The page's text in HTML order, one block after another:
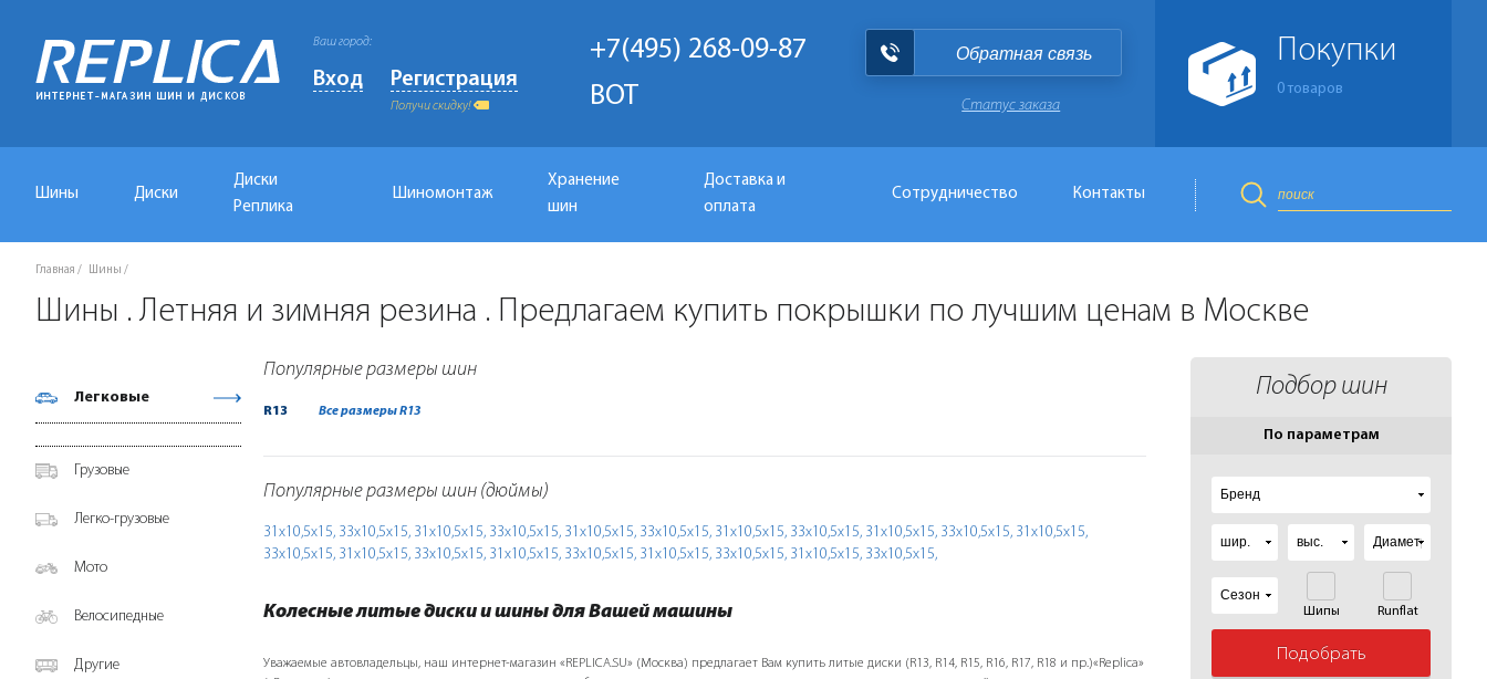
Ваш город:
Вход Регистрация
Получи скидку!
+7(495) 268-09-87
BOT
Обратная связь
Статус заказа
Покупки
0 товаров
Шины Диски
Диски
Реплика
Шиномонтаж
Хранение
шин
Доставка и
оплата
Сотрудничество Контакты
Главная Шины
Шины . Летняя и зимняя резина . Предлагаем купить покрышки по лучшим ценам в Москве
Легковые
Грузовые
Легко-грузовые
Мото
Велосипедные
Другие
Популярные размеры шин
R13 Все размеры R13
Популярные размеры шин (дюймы)
31х10,5х15, 33х10,5х15, 31х10,5х15, 33х10,5х15, 31х10,5х15, 33х10,5х15, 31х10,5х15, 33х10,5х15, 31х10,5х15, 33х10,5х15, 31х10,5х15,
33х10,5х15, 31х10,5х15, 33х10,5х15, 31х10,5х15, 33х10,5х15, 31х10,5х15, 33х10,5х15, 31х10,5х15, 33х10,5х15,
Колесные литые диски и шины для Вашей машины
Уважаемые автовладельцы, наш интернет-магазин «REPLICA.SU» (Москва) предлагает Вам купить литые диски (R13, R14, R15, R16, R17, R18 и пр.)«Replicа»
Подбор шин
По параметрам
Шипы Runflat
Подобрать